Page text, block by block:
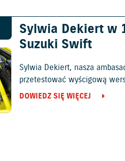
Sylwia Dekiert w
Suzuki Swift
Sylwia Dekiert, nasza
przetestować wyścigową
DOWIEDZ SIĘ WIĘCEJ